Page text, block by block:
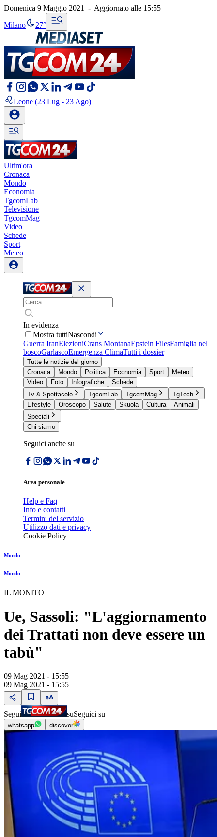
Domenica 9 Maggio 2021 - Aggiornato alle 15:55
Milano 27°
Leone (23 Lug - 23 Ago)
Ultim'ora
Cronaca
Mondo
Economia
TgcomLab
Televisione
TgcomMag
Video
Schede
Sport
Meteo
In evidenza
Mostra tuttiNascondi
Guerra IranElezioniCrans MontanaEpstein FilesFamiglia nel
boscoGarlascoEmergenza ClimaTutti i dossier
Tutte le notizie del giorno
Cronaca
Mondo Politica Economia Sport
Meteo
Video
Foto Infografiche
Schede
Tv & Spettacolo
TgcomLab TgcomMag
TgTech
Lifestyle
Oroscopo Salute Skuola Cultura
Animali
Speciali
Chi siamo
Seguici anche su
Area personale
Help e Faq
Info e contatti
Termini del servizio
Utilizzo dati e privacy
Cookie Policy
Mondo
Mondo
IL MONITO
Ue, Sassoli: "L'aggiornamento
dei Trattati non deve essere un
tabù"
09 Mag 2021 - 15:55
09 Mag 2021 - 15:55
Segui suSeguici su
whatsapp discover